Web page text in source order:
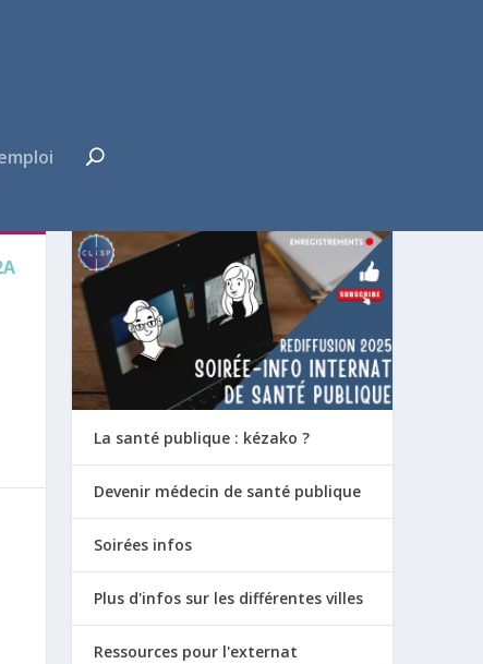
La santé publique : kézako ?
Devenir médecin de santé publique
Soirées infos
Plus d'infos sur les différentes villes
Ressources pour l'externat